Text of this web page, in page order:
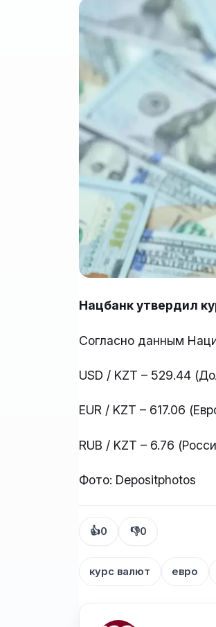
Нацбанк утвердил
Согласно данным
USD / KZT – 529.44
EUR / KZT – 617.06
RUB / KZT – 6.76
Фото: Depositphotos
👍0 👎0
курс валют евро